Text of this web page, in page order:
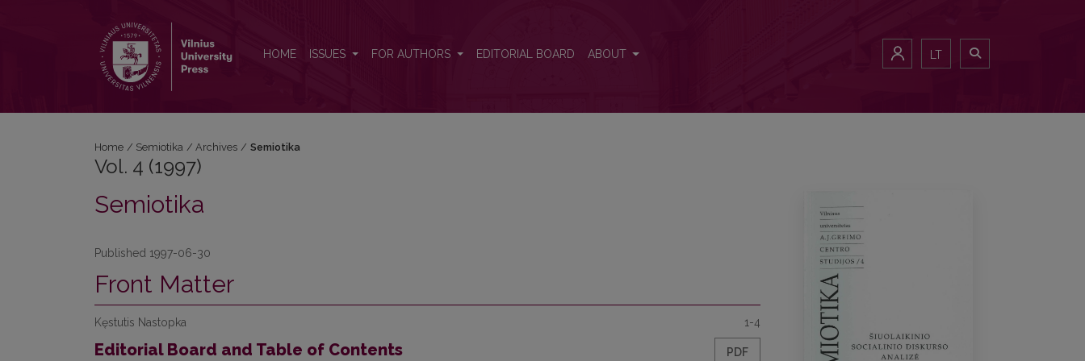
HOME ISSUES FOR AUTHORS EDITORIAL BOARD ABOUT LT
Home / Semiotika / Archives / Semiotika
Vol. 4 (1997)
Semiotika
Published 1997-06-30
Front Matter
Kęstutis Nastopka
Editorial Board and Table of Contents
1-4
PDF